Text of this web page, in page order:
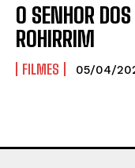
O SENHOR
ROHIRRIM
FILMES 05/04/